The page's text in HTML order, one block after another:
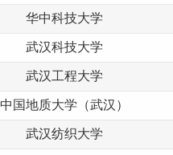
华中科技大学
武汉科技大学
武汉工程大学
中国地质大学（武汉）
武汉纺织大学